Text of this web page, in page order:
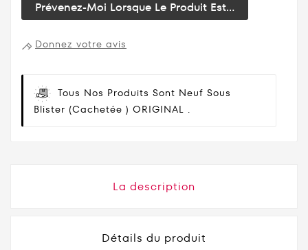
Prévenez-Moi Lorsque Le Produit Est...
Donnez votre avis
Tous Nos Produits Sont Neuf Sous
Blister (cachetée ) ORIGINAL .
La description
Détails du produit